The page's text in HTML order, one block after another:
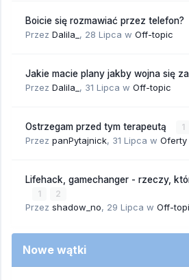
Boicie się rozmawiać przez telefon?
Przez Dalila_ , 28 Lipca w Off-topic
Jakie macie plany jakby wojna się
Przez Dalila_ , 31 Lipca w Off-topic
Ostrzegam przed tym terapeutą 1
Przez panPytajnick, 31 Lipca w Oferty
Lifehack, gamechanger - rzeczy,
1 2
Przez shadow_no, 29 Lipca w Off-
Nowe wątki